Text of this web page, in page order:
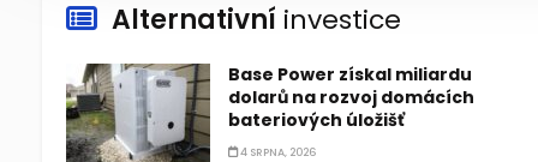
Alternativní investice
Base Power získal miliardu
dolarů na rozvoj domácích
bateriových úložišť
4 SRPNA, 2026